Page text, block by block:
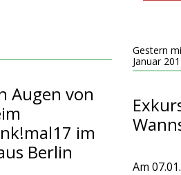
Augen von
im
Berlin
Gestern
Januar
Am